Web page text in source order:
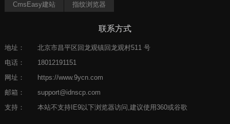
CmsEasy建站 指纹浏览器
联系方式
地址：
北京市昌平区回龙观镇回龙观村511 号
电话：
18012191151
网址：
https://www.9ycn.com
邮箱：
support@idnscp.com
支持：
本站不支持IE9以下浏览器访问,建议使用360或谷歌